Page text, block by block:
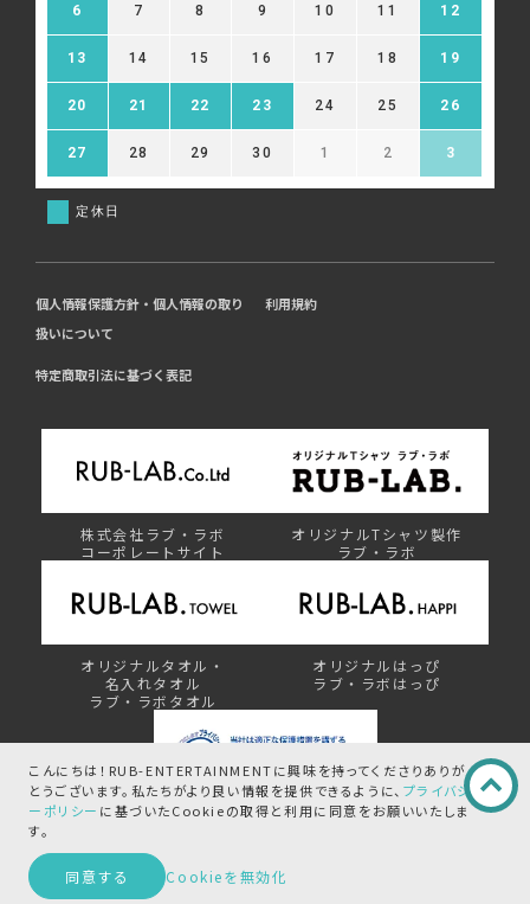
この商品を問い合わせる
こんにちは！RUB-ENTERTAINMENTに興味を持ってくださりありが
とうございます。 私たちがより良い情報を提供できるように、 プライバシ
ーポリシー に基づいたCookieの取得と利用に同意をお願いいたしま
す。
同意する Cookieを無効化
6 7 8 9 10 11 12
13 14 15 16 17 18 19
20 21 22 23 24 25 26
27 28 29 30 1 2 3
定休日
個人情報保護方針・個人情報の取り
扱いについて
利用規約
特定商取引法に基づく表記
株式会社ラブ・ラボ
コーポレートサイト
オリジナルTシャツ製作
ラブ・ラボ
オリジナルタオル・
名入れタオル
ラブ・ラボタオル
オリジナルはっぴ
ラブ・ラボはっぴ
プライバシーマーク制度
©︎ RUB-ENTERTAINMENT by RUB-LAB.